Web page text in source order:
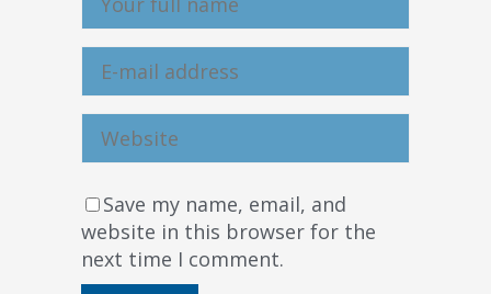
Save my name, email, and
website in this browser for the
next time I comment.